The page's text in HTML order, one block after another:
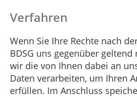
Verfahren
Wenn Sie Ihre Rechte nach
BDSG uns gegenüber geltend
wir die von Ihnen dabei an
Daten verarbeiten, um Ihren
erfüllen. Im Anschluss